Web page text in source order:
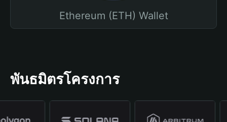
Ethereum (ETH) Wallet
พันธมิตรโครงการ